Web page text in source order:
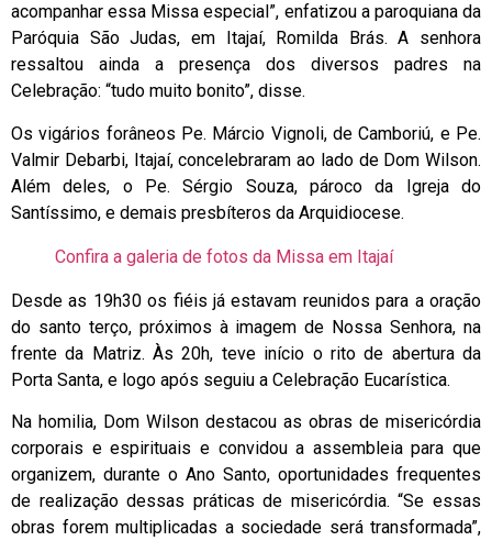
acompanhar essa Missa especial”, enfatizou a paroquiana da
Paróquia São Judas, em Itajaí, Romilda Brás. A senhora
ressaltou ainda a presença dos diversos padres na
Celebração: “tudo muito bonito”, disse.
Os vigários forâneos Pe. Márcio Vignoli, de Camboriú, e Pe.
Valmir Debarbi, Itajaí, concelebraram ao lado de Dom Wilson.
Além deles, o Pe. Sérgio Souza, pároco da Igreja do
Santíssimo, e demais presbíteros da Arquidiocese.
Confira a galeria de fotos da Missa em Itajaí
Desde as 19h30 os fiéis já estavam reunidos para a oração
do santo terço, próximos à imagem de Nossa Senhora, na
frente da Matriz. Às 20h, teve início o rito de abertura da
Porta Santa, e logo após seguiu a Celebração Eucarística.
Na homilia, Dom Wilson destacou as obras de misericórdia
corporais e espirituais e convidou a assembleia para que
organizem, durante o Ano Santo, oportunidades frequentes
de realização dessas práticas de misericórdia. “Se essas
obras forem multiplicadas a sociedade será transformada”,